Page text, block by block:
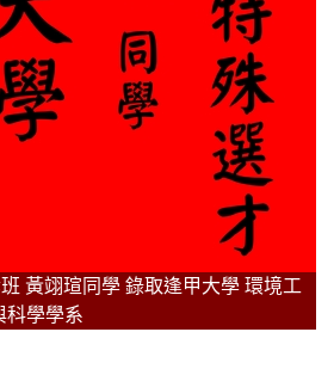
黃翊瑄同學 錄取逢甲大學 環境工
科學學系